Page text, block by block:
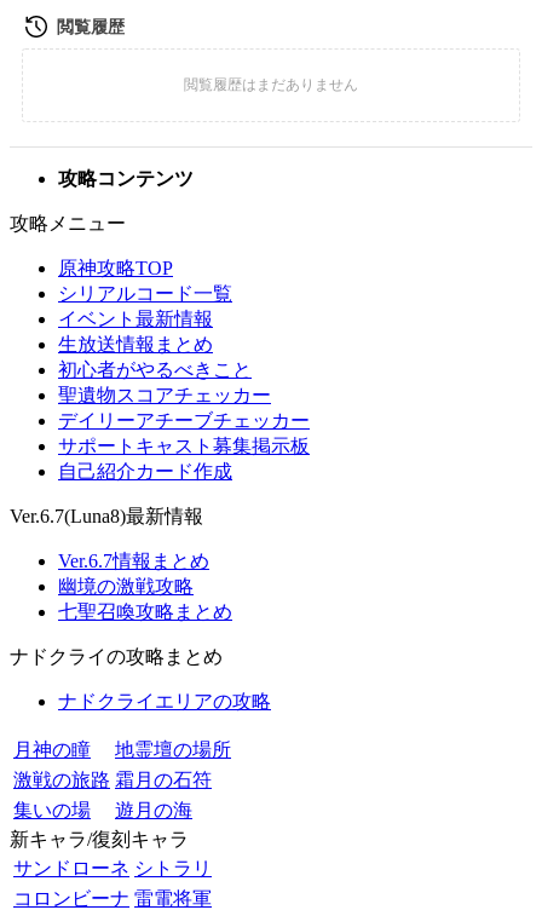
攻略コンテンツ
攻略メニュー
原神攻略TOP
シリアルコード一覧
イベント最新情報
生放送情報まとめ
初心者がやるべきこと
聖遺物スコアチェッカー
デイリーアチーブチェッカー
サポートキャスト募集掲示板
自己紹介カード作成
Ver.6.7(Luna8)最新情報
Ver.6.7情報まとめ
幽境の激戦攻略
七聖召喚攻略まとめ
ナドクライの攻略まとめ
ナドクライエリアの攻略
月神の瞳
地霊壇の場所
激戦の旅路 霜月の石符
集いの場
遊月の海
新キャラ/復刻キャラ
サンドローネ シトラリ
コロンビーナ 雷電将軍